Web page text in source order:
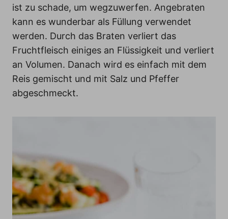
ist zu schade, um wegzuwerfen. Angebraten
kann es wunderbar als Füllung verwendet
werden. Durch das Braten verliert das
Fruchtfleisch einiges an Flüssigkeit und verliert
an Volumen. Danach wird es einfach mit dem
Reis gemischt und mit Salz und Pfeffer
abgeschmeckt.